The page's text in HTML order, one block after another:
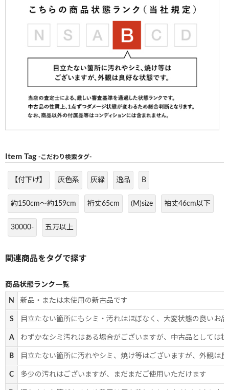
Item Tag -こだわり検索タグ-
【付下げ】 灰色系 灰緑 逸品 B
約150cm～約159cm 裄丈65cm (M)size 袖丈46cm以下
30000- 五万以上
商品状態ランク一覧
N 新品・または未使用の新古品です
S 目立たない箇所にもシミ・汚れはほぼなく、大変状態の良いお
A わずかなシミ汚れはある場合がございますが、中古品としては
B 目立たない箇所に汚れやシミ、焼け等はございますが、外観は
C 多少の汚れはございますが、まだまだご使用いただけます